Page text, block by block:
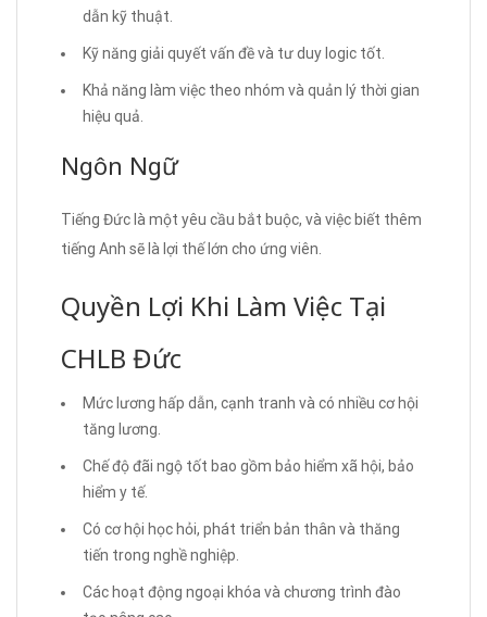
dẫn kỹ thuật.
Kỹ năng giải quyết vấn đề và tư duy logic tốt.
Khả năng làm việc theo nhóm và quản lý thời gian
hiệu quả.
Ngôn Ngữ
Tiếng Đức là một yêu cầu bắt buộc, và việc biết thêm
tiếng Anh sẽ là lợi thế lớn cho ứng viên.
Quyền Lợi Khi Làm Việc Tại
CHLB Đức
Mức lương hấp dẫn, cạnh tranh và có nhiều cơ hội
tăng lương.
Chế độ đãi ngộ tốt bao gồm bảo hiểm xã hội, bảo
hiểm y tế.
Có cơ hội học hỏi, phát triển bản thân và thăng
tiến trong nghề nghiệp.
Các hoạt động ngoại khóa và chương trình đào